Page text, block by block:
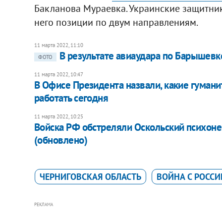
Бакланова Мураевка. Украинские
него позиции по двум направлениям.
11 марта 2022, 11:10
ФОТО
В результате авиаудара по
11 марта 2022, 10:47
В Офисе Президента назвали, какие
работать сегодня
11 марта 2022, 10:25
Войска РФ обстреляли Оскольский
(обновлено)
ЧЕРНИГОВСКАЯ ОБЛАСТЬ ВОЙНА С
РЕКЛАМА